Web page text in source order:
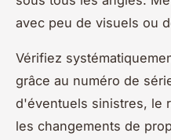
avec peu de visuels ou
Vérifiez
grâce au numéro de
d'éventuels sinistres, le
les changements de